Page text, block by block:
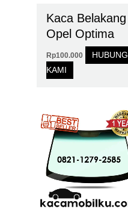
Kaca Belakang
Opel Optima
Rp100.000
HUBUNGI
KAMI